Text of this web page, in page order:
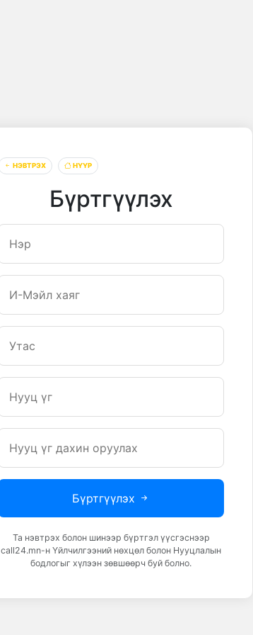
НЭВТРЭХ НҮҮР
Бүртгүүлэх
Бүртгүүлэх
Та нэвтрэх болон шинээр бүртгэл үүсгэснээр
call24.mn-н Үйлчилгээний нөхцөл болон Нууцлалын
бодлогыг хүлээн зөвшөөрч буй болно.